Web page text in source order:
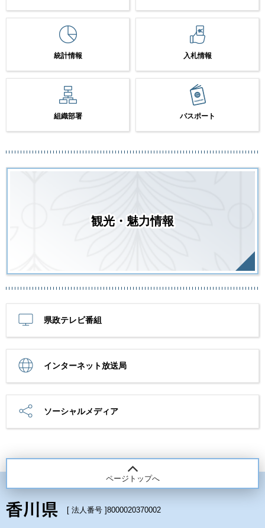
統計情報 入札情報
組織部署 パスポート
観光・魅力情報
県政テレビ番組
インターネット放送局
ソーシャルメディア
ページトップへ
[ 法人番号 ]8000020370002